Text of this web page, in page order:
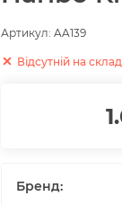
Артикул: AA139
Відсутній на
Бренд: